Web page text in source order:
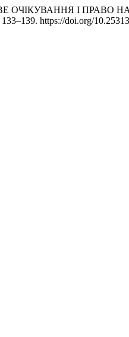
ОЧІКУВАННЯ І
https://doi.org/